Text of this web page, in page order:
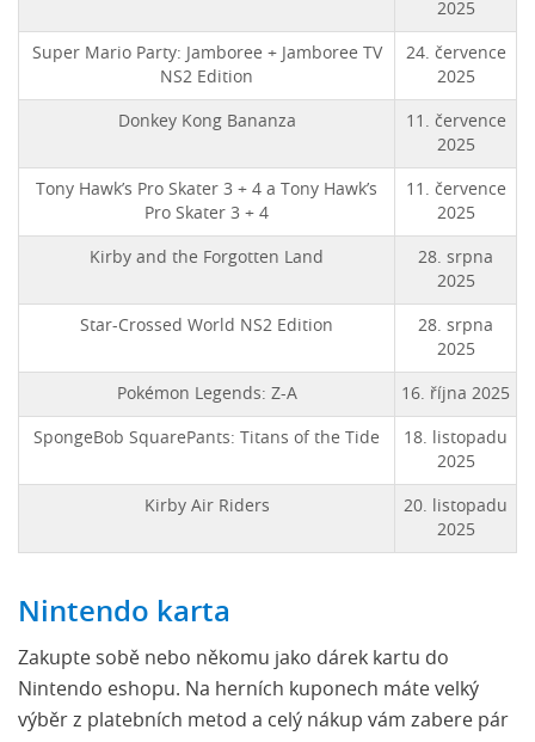
2025
Super Mario Party: Jamboree + Jamboree TV
NS2 Edition
24. července
2025
Donkey Kong Bananza
11. července
2025
Tony Hawk’s Pro Skater 3 + 4 a Tony Hawk’s
Pro Skater 3 + 4
11. července
2025
Kirby and the Forgotten Land
28. srpna
2025
Star-Crossed World NS2 Edition
28. srpna
2025
Pokémon Legends: Z-A 16. října 2025
SpongeBob SquarePants: Titans of the Tide
18. listopadu
2025
Kirby Air Riders
20. listopadu
2025
Nintendo karta
Zakupte sobě nebo někomu jako dárek kartu do
Nintendo eshopu. Na herních kuponech máte velký
výběr z platebních metod a celý nákup vám zabere pár